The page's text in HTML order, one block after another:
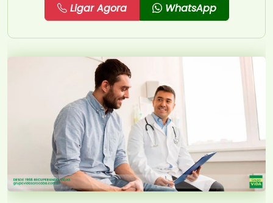
Ligar Agora WhatsApp